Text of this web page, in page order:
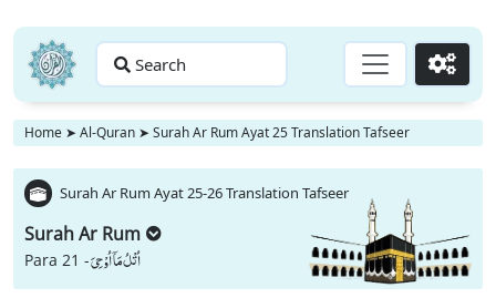
Search Go
Home ➤ Al-Quran ➤ Surah Ar Rum Ayat 25 Translation Tafseer
Surah Ar Rum Ayat 25-26 Translation Tafseer
Surah Ar Rum
Para 21 -اُتْلُ مَاۤ اُوْحِیَ